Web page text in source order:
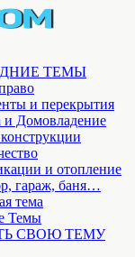
ТЕМЫ
и перекрытия
и Домовладение
и отопление
гараж, баня…
тема
Темы
СВОЮ ТЕМУ